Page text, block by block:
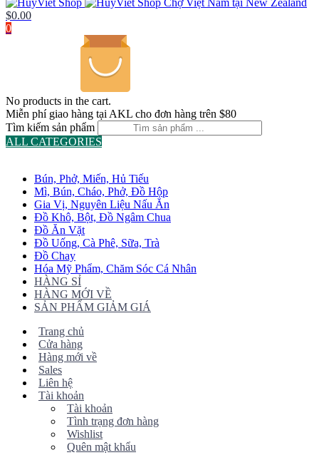
Chợ Việt Nam tại New Zealand
$0.00
0
No products in the cart.
Miễn phí giao hàng tại AKL cho đơn hàng trên $80
Tìm kiếm sản phẩm
ALL CATEGORIES
Bún, Phở, Miến, Hủ Tiếu
Mì, Bún, Cháo, Phở, Đồ Hộp
Gia Vị, Nguyên Liệu Nấu Ăn
Đồ Khô, Bột, Đồ Ngâm Chua
Đồ Ăn Vặt
Đồ Uống, Cà Phê, Sữa, Trà
Đồ Chay
Hóa Mỹ Phẩm, Chăm Sóc Cá Nhân
HÀNG SỈ
HÀNG MỚI VỀ
SẢN PHẨM GIẢM GIÁ
Trang chủ
Cửa hàng
Hàng mới về
Sales
Liên hệ
Tài khoản
Tài khoản
Tình trạng đơn hàng
Wishlist
Quên mật khẩu